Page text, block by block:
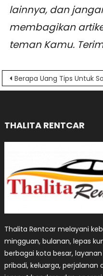
lainnya, dan
membagikan
teman Kamu.
Navigasi
Berapa Uang Tips Untuk
THALITA RENTCAR
Thalita Rentcar melayani
mingguan, bulanan, lepas
berbagai kota besar,
pribadi, keluarga,